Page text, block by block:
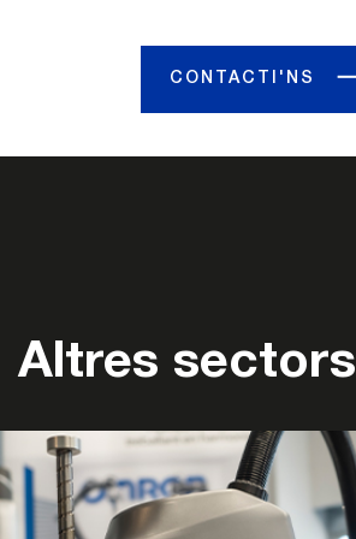
CONTACTI'NS
Altres sectors